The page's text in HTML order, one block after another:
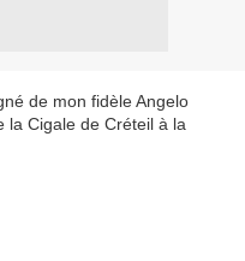
de mon fidèle Angelo
la Cigale de Créteil à la